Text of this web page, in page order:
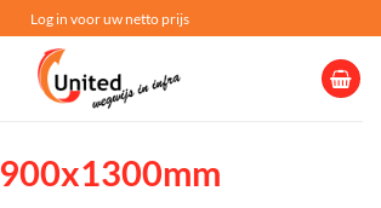
Log in voor uw netto prijs
900x1300mm